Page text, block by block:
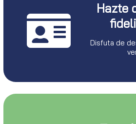
Hazte
Disfuta de